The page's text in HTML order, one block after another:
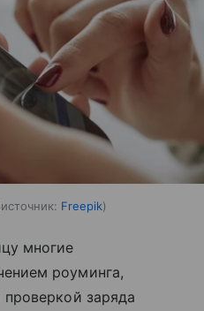
источник: Freepik
многие
роуминга,
проверкой заряда